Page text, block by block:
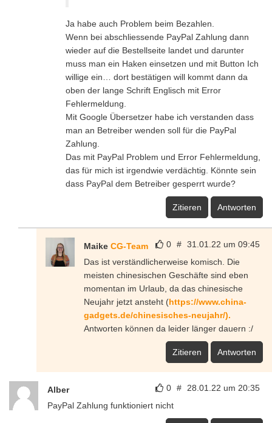
Ja habe auch Problem beim Bezahlen.
Wenn bei abschliessende PayPal Zahlung dann
wieder auf die Bestellseite landet und darunter
muss man ein Haken einsetzen und mit Button Ich
willige ein… dort bestätigen will kommt dann da
oben der lange Schrift Englisch mit Error
Fehlermeldung.
Mit Google Übersetzer habe ich verstanden dass
man an Betreiber wenden soll für die PayPal
Zahlung.
Das mit PayPal Problem und Error Fehlermeldung,
das für mich ist irgendwie verdächtig. Könnte sein
dass PayPal dem Betreiber gesperrt wurde?
Zitieren Antworten
0 # 31.01.22 um 09:45
Maike CG-Team
Das ist verständlicherweise komisch. Die
meisten chinesischen Geschäfte sind eben
momentan im Urlaub, da das chinesische
Neujahr jetzt ansteht (https://www.china-
gadgets.de/chinesisches-neujahr/).
Antworten können da leider länger dauern :/
Zitieren Antworten
0 # 28.01.22 um 20:35
Alber
PayPal Zahlung funktioniert nicht